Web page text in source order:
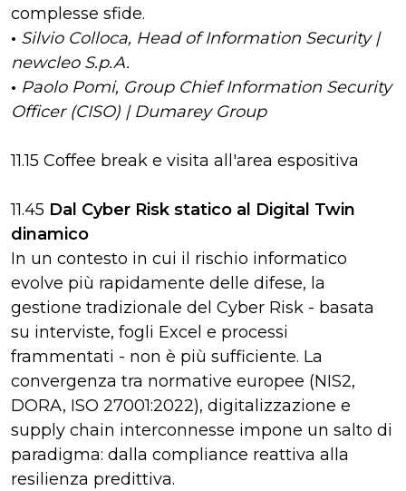
complesse sfide.
• Silvio Colloca, Head of Information Security |
newcleo S.p.A.
• Paolo Pomi, Group Chief Information Security
Officer (CISO) | Dumarey Group
11.15 Coffee break e visita all'area espositiva
11.45 Dal Cyber Risk statico al Digital Twin
dinamico
In un contesto in cui il rischio informatico
evolve più rapidamente delle difese, la
gestione tradizionale del Cyber Risk - basata
su interviste, fogli Excel e processi
frammentati - non è più sufficiente. La
convergenza tra normative europee (NIS2,
DORA, ISO 27001:2022), digitalizzazione e
supply chain interconnesse impone un salto di
paradigma: dalla compliance reattiva alla
resilienza predittiva.